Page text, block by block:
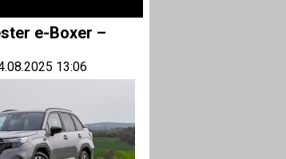
e-Boxer –
13:06